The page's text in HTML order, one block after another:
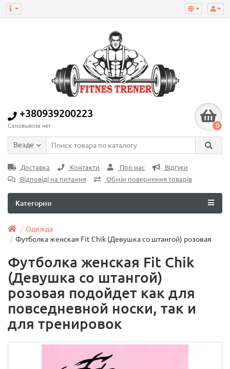
+380939200223
Самовывоза нет 0
Везде
Доставка Контакти Про нас
Відгуки
Відповіді на питання
Обмін повернення товарів
Категории
Одежда
Футболка женская Fit Chik (Девушка со штангой) розовая
Футболка женская Fit Chik
(Девушка со штангой)
розовая подойдет как для
повседневной носки, так и
для тренировок